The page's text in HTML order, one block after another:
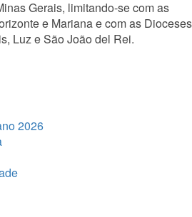
Gerais, limitando-se com as
e Mariana e com as Dioceses
Luz e São João del Rei.
2026